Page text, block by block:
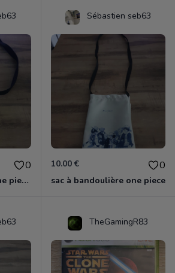
0
sac à bandoulière one piece chopper
Sébastien seb63
10.00 € 0
sac à bandoulière one piece
TheGamingR83